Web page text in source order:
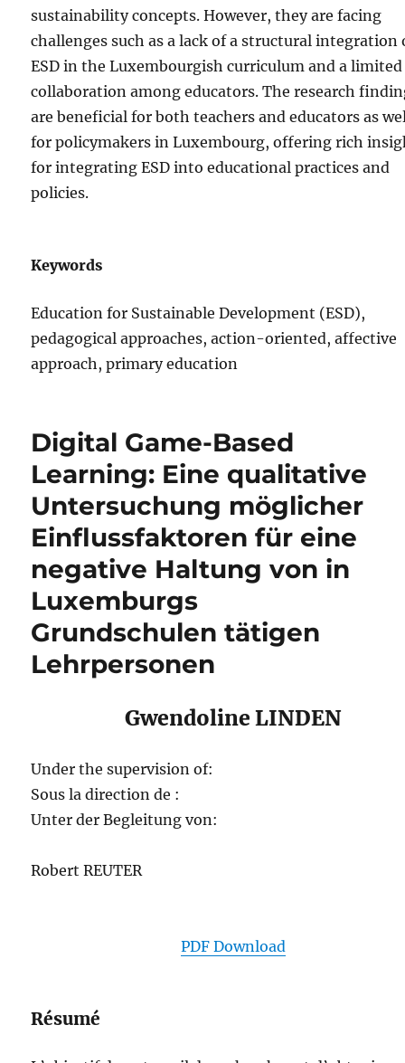
sustainability concepts. However, they are facing
challenges such as a lack of a structural integration
ESD in the Luxembourgish curriculum and a limited
collaboration among educators. The research
are beneficial for both teachers and educators as
for policymakers in Luxembourg, offering rich
for integrating ESD into educational practices and
policies.
Keywords
Education for Sustainable Development (ESD),
pedagogical approaches, action-oriented, affective
approach, primary education
Digital Game-Based
Learning: Eine qualitative
Untersuchung möglicher
Einflussfaktoren für eine
negative Haltung von in
Luxemburgs
Grundschulen tätigen
Lehrpersonen
Gwendoline LINDEN
Under the supervision of:
Sous la direction de :
Unter der Begleitung von:
Robert REUTER
PDF Download
Résumé